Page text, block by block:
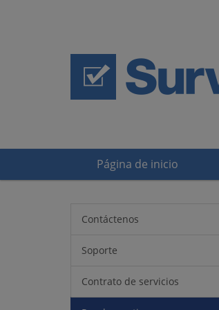
Página de inicio
Contáctenos
Soporte
Contrato de servicios